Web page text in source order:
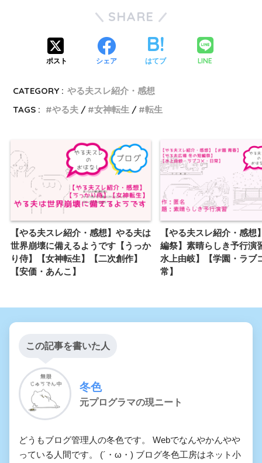
SHARE
ポスト シェア はてブ LINE
CATEGORY : やる夫スレ紹介・感想
TAGS :
やる夫 女神転生 転生
【やる夫スレ紹介・感想】やる夫は
世界崩壊に備えるようです【うっか
り侍】【女神転生】【二次創作】
【安価・あんこ】
【やる夫スレ紹介・感想
編祭】素晴らしき予行演
水上由岐】【学園・ラブ
常】
この記事を書いた人
冬色
元プログラマの現ニート
どうもブログ管理人の冬色です。 Webでなんやかんやや
っている人間です。 (´・ω・) ブログ冬色工房はネット小